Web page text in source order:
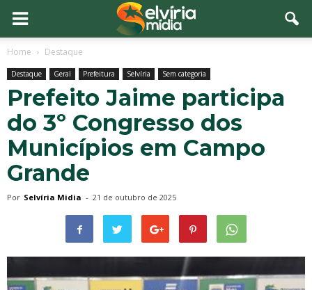
Home Destaque
Destaque Geral Prefeitura Selvíria Sem categoria
Prefeito Jaime participa
do 3º Congresso dos
Municípios em Campo
Grande
Por Selvíria Midia - 21 de outubro de 2025